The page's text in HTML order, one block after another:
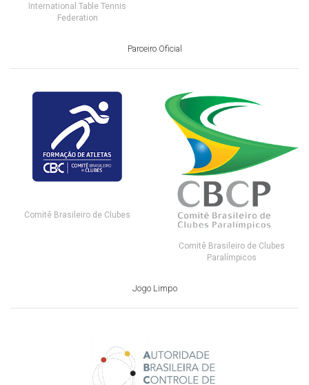
International Table Tennis
Federation
Parceiro Oficial
Comitê Brasileiro de Clubes
Comitê Brasileiro de Clubes
Paralímpicos
Jogo Limpo